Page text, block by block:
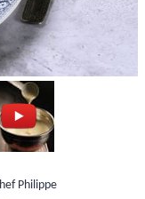
Philippe